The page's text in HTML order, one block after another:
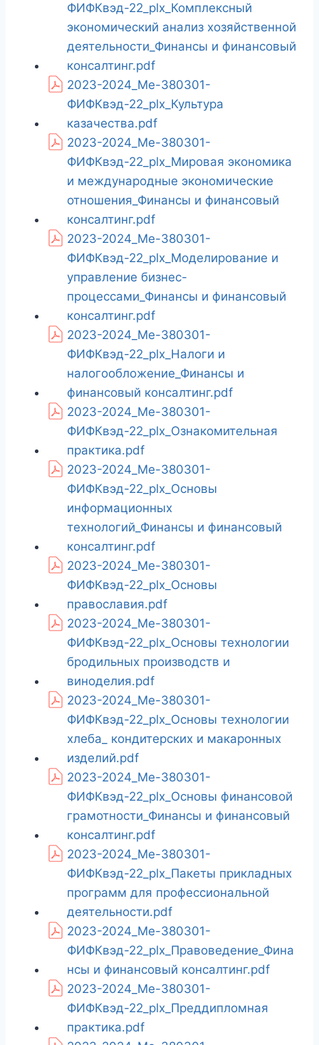
ФИФКвэд-22_plx_Комплексный
экономический анализ хозяйственной
деятельности_Финансы и финансовый
консалтинг.pdf
2023-2024_Ме-380301-
ФИФКвэд-22_plx_Культура
казачества.pdf
2023-2024_Ме-380301-
ФИФКвэд-22_plx_Мировая экономика
и международные экономические
отношения_Финансы и финансовый
консалтинг.pdf
2023-2024_Ме-380301-
ФИФКвэд-22_plx_Моделирование и
управление бизнес-
процессами_Финансы и финансовый
консалтинг.pdf
2023-2024_Ме-380301-
ФИФКвэд-22_plx_Налоги и
налогообложение_Финансы и
финансовый консалтинг.pdf
2023-2024_Ме-380301-
ФИФКвэд-22_plx_Ознакомительная
практика.pdf
2023-2024_Ме-380301-
ФИФКвэд-22_plx_Основы
информационных
технологий_Финансы и финансовый
консалтинг.pdf
2023-2024_Ме-380301-
ФИФКвэд-22_plx_Основы
православия.pdf
2023-2024_Ме-380301-
ФИФКвэд-22_plx_Основы технологии
бродильных производств и
виноделия.pdf
2023-2024_Ме-380301-
ФИФКвэд-22_plx_Основы технологии
хлеба_ кондитерских и макаронных
изделий.pdf
2023-2024_Ме-380301-
ФИФКвэд-22_plx_Основы финансовой
грамотности_Финансы и финансовый
консалтинг.pdf
2023-2024_Ме-380301-
ФИФКвэд-22_plx_Пакеты прикладных
программ для профессиональной
деятельности.pdf
2023-2024_Ме-380301-
ФИФКвэд-22_plx_Правоведение_Фина
нсы и финансовый консалтинг.pdf
2023-2024_Ме-380301-
ФИФКвэд-22_plx_Преддипломная
практика.pdf